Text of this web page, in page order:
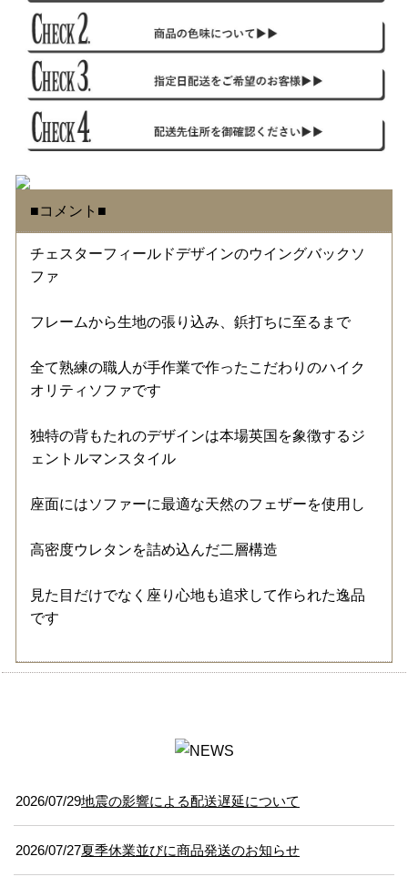
■コメント■
チェスターフィールドデザインのウイングバックソ
ファ
フレームから生地の張り込み、鋲打ちに至るまで
全て熟練の職人が手作業で作ったこだわりのハイク
オリティソファです
独特の背もたれのデザインは本場英国を象徴するジ
ェントルマンスタイル
座面にはソファーに最適な天然のフェザーを使用し
高密度ウレタンを詰め込んだ二層構造
見た目だけでなく座り心地も追求して作られた逸品
です
2026/07/29地震の影響による配送遅延について
2026/07/27夏季休業並びに商品発送のお知らせ